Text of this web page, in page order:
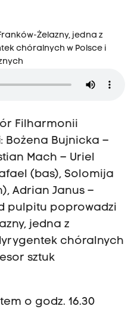
Żelazny, jedna z
chóralnych w Polsce i
Filharmonii
Bożena Bujnicka –
Mach – Uriel
(bas), Solomija
Adrian Janus –
pulpitu poprowadzi
jedna z
chóralnych
sztuk
o godz. 16.30